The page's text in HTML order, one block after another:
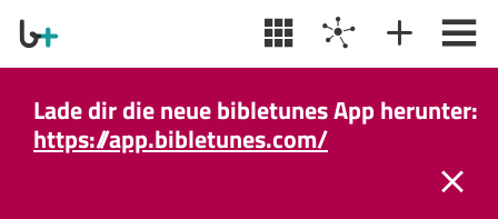
Lade dir die neue bibletunes App herunter:
https://app.bibletunes.com/